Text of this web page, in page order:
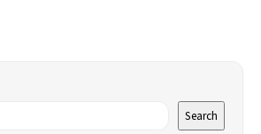
Search